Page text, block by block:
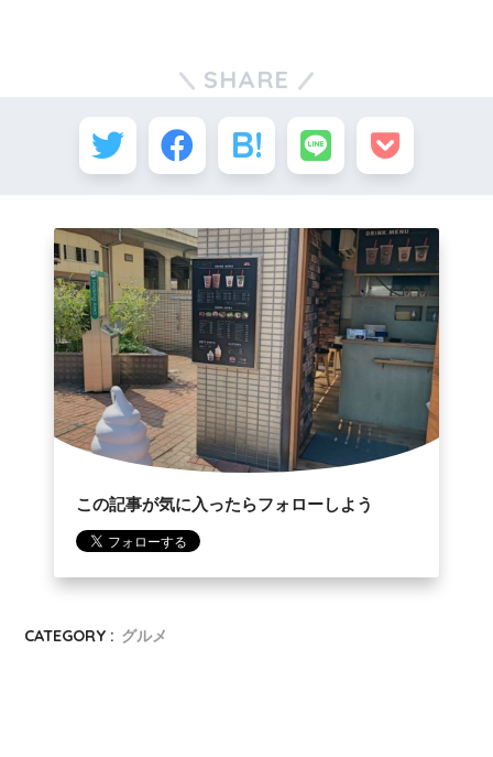
SHARE
この記事が気に入ったらフォローしよう
CATEGORY : グルメ